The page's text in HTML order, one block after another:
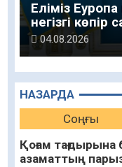
НАЗАРДА
Соңғы
Қоғам
азаматтың
Еліміз
негізгі көпір
04.08.2026